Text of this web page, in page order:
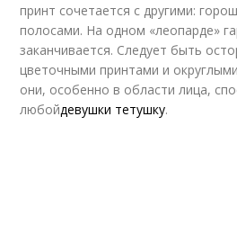
принт сочетается с другими:
полосами. На одном «леопарде»
заканчивается. Следует быть
цветочными принтами и
они, особенно в области лица,
любойдевушки тетушку.